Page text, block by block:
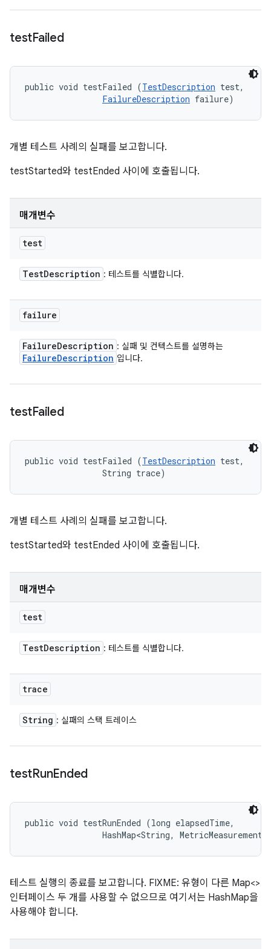
testFailed
public void testFailed (TestDescription test,
FailureDescription failure)
개별 테스트 사례의 실패를 보고합니다.
testStarted와 testEnded 사이에 호출됩니다.
매개변수
test
TestDescription : 테스트를 식별합니다.
failure
FailureDescription : 실패 및 컨텍스트를 설명하는
FailureDescription 입니다.
testFailed
public void testFailed (TestDescription test,
                String trace)
개별 테스트 사례의 실패를 보고합니다.
testStarted와 testEnded 사이에 호출됩니다.
매개변수
test
TestDescription : 테스트를 식별합니다.
trace
String : 실패의 스택 트레이스
testRunEnded
public void testRunEnded (long elapsedTime,
HashMap<String,
테스트 실행의 종료를 보고합니다. FIXME: 유형이 다른 Map<>
인터페이스 두 개를 사용할 수 없으므로 여기서는 HashMap을
사용해야 합니다.